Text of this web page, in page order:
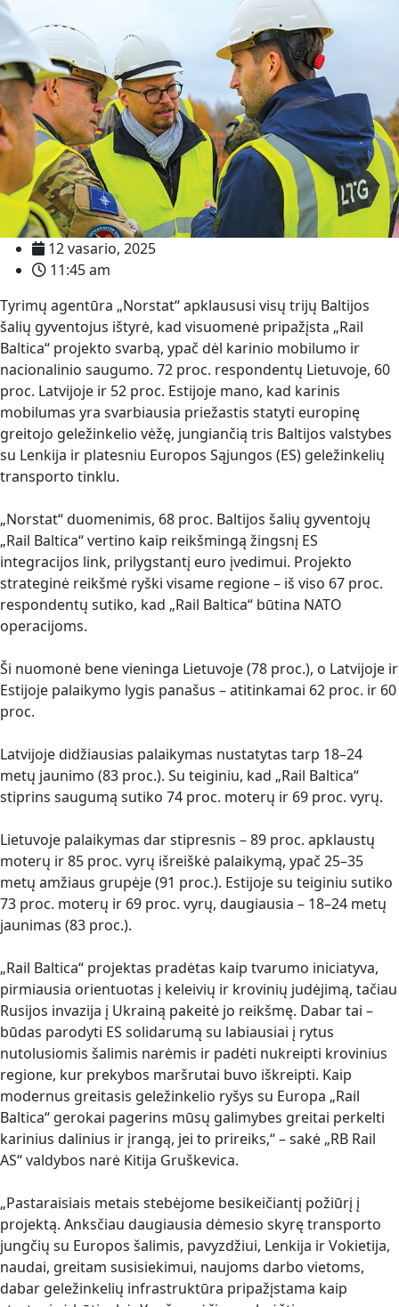
12 vasario, 2025
11:45 am
Tyrimų agentūra „Norstat“ apklaususi visų trijų Baltijos
šalių gyventojus ištyrė, kad visuomenė pripažįsta „Rail
Baltica“ projekto svarbą, ypač dėl karinio mobilumo ir
nacionalinio saugumo. 72 proc. respondentų Lietuvoje, 60
proc. Latvijoje ir 52 proc. Estijoje mano, kad karinis
mobilumas yra svarbiausia priežastis statyti europinę
greitojo geležinkelio vėžę, jungiančią tris Baltijos valstybes
su Lenkija ir platesniu Europos Sąjungos (ES) geležinkelių
transporto tinklu.
„Norstat“ duomenimis, 68 proc. Baltijos šalių gyventojų
„Rail Baltica“ vertino kaip reikšmingą žingsnį ES
integracijos link, prilygstantį euro įvedimui. Projekto
strateginė reikšmė ryški visame regione – iš viso 67 proc.
respondentų sutiko, kad „Rail Baltica“ būtina NATO
operacijoms.
Ši nuomonė bene vieninga Lietuvoje (78 proc.), o Latvijoje ir
Estijoje palaikymo lygis panašus – atitinkamai 62 proc. ir 60
proc.
Latvijoje didžiausias palaikymas nustatytas tarp 18–24
metų jaunimo (83 proc.). Su teiginiu, kad „Rail Baltica“
stiprins saugumą sutiko 74 proc. moterų ir 69 proc. vyrų.
Lietuvoje palaikymas dar stipresnis – 89 proc. apklaustų
moterų ir 85 proc. vyrų išreiškė palaikymą, ypač 25–35
metų amžiaus grupėje (91 proc.). Estijoje su teiginiu sutiko
73 proc. moterų ir 69 proc. vyrų, daugiausia – 18–24 metų
jaunimas (83 proc.).
„Rail Baltica“ projektas pradėtas kaip tvarumo iniciatyva,
pirmiausia orientuotas į keleivių ir krovinių judėjimą, tačiau
Rusijos invazija į Ukrainą pakeitė jo reikšmę. Dabar tai –
būdas parodyti ES solidarumą su labiausiai į rytus
nutolusiomis šalimis narėmis ir padėti nukreipti krovinius
regione, kur prekybos maršrutai buvo iškreipti. Kaip
modernus greitasis geležinkelio ryšys su Europa „Rail
Baltica“ gerokai pagerins mūsų galimybes greitai perkelti
karinius dalinius ir įrangą, jei to prireiks,“ – sakė „RB Rail
AS“ valdybos narė Kitija Gruškevica.
„Pastaraisiais metais stebėjome besikeičiantį požiūrį į
projektą. Anksčiau daugiausia dėmesio skyrę transporto
jungčių su Europos šalimis, pavyzdžiui, Lenkija ir Vokietija,
naudai, greitam susisiekimui, naujoms darbo vietoms,
dabar geležinkelių infrastruktūra pripažįstama kaip